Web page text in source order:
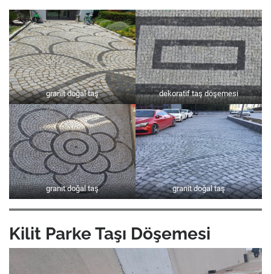
granit doğal taş dekoratif taş döşemesi
granit doğal taş granit doğal taş
Kilit Parke Taşı Döşemesi